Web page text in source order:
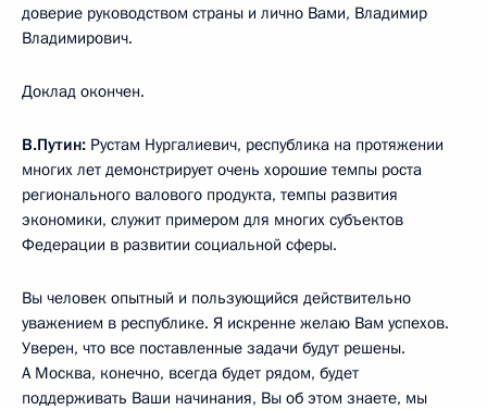
доверие руководством страны и лично Вами, Владимир
Владимирович.
Доклад окончен.
В.Путин: Рустам Нургалиевич, республика на протяжении
многих лет демонстрирует очень хорошие темпы роста
регионального валового продукта, темпы развития
экономики, служит примером для многих субъектов
Федерации в развитии социальной сферы.
Вы человек опытный и пользующийся действительно
уважением в республике. Я искренне желаю Вам успехов.
Уверен, что все поставленные задачи будут решены.
А Москва, конечно, всегда будет рядом, будет
поддерживать Ваши начинания, Вы об этом знаете, мы